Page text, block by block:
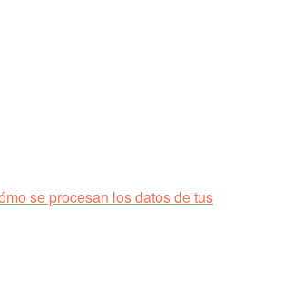
se procesan los datos de tus